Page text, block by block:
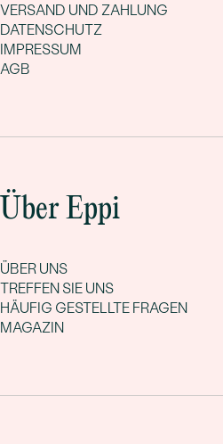
VERSAND UND ZAHLUNG
DATENSCHUTZ
IMPRESSUM
AGB
Über Eppi
ÜBER UNS
TREFFEN SIE UNS
HÄUFIG GESTELLTE FRAGEN
MAGAZIN